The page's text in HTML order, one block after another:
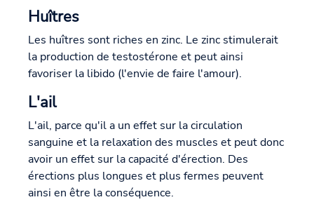
Huîtres
Les huîtres sont riches en zinc. Le zinc stimulerait
la production de testostérone et peut ainsi
favoriser la libido (l'envie de faire l'amour).
L'ail
L'ail, parce qu'il a un effet sur la circulation
sanguine et la relaxation des muscles et peut donc
avoir un effet sur la capacité d'érection. Des
érections plus longues et plus fermes peuvent
ainsi en être la conséquence.